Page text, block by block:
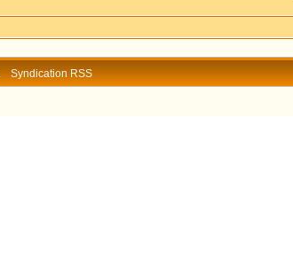
Syndication RSS